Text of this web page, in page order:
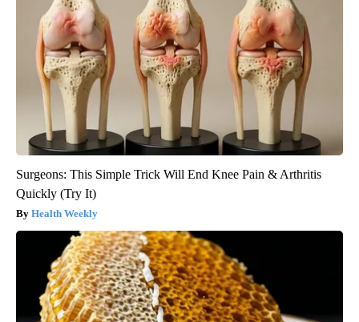
Surgeons: This Simple Trick Will End Knee Pain & Arthritis
Quickly (Try It)
Health Weekly